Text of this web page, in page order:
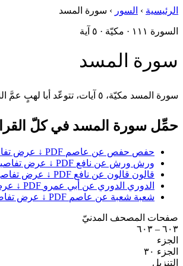
الرئيسية › السور › سورة المسد
السورة ١١١ · مكيّة · ٥ آية
سورة المسد
سورة المسد مكيّة، ٥ آيات، تتوعّد أبا لهبٍ عمَّ النبيّ ﷺ وأشدَّ أعدائه، وامرأتَه التي آذته — وعيدًا تحقّق بموتهما على الكفر.
حمِّل سورة المسد في كلّ
حفص حفص عن عاصم PDF ↓
عرض
ورش ورش عن نافع PDF ↓
عرض
قالون قالون عن نافع PDF ↓
عرض
الدوري الدوري عن أبي عمرو PDF ↓
شعبة شعبة عن عاصم PDF ↓ عرض
صفحات المصحف المدنيّ
٦٠٣ – ٦٠٣
الجزء
الجزء ٣٠
التنزيل